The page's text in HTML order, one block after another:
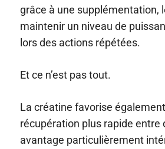
grâce à une supplémentation,
maintenir un niveau de
lors des actions répétées.
Et ce n’est pas tout.
La créatine favorise
récupération plus rapide entre
avantage particulièrement